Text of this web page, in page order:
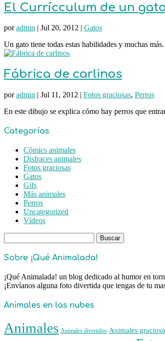
El Currícculum de un
poradmin | Jul 20, 2012 | Gatos
Un gato tiene todas estas habilidades y muchas
Fábrica de carlinos
poradmin | Jul 11, 2012 | Fotos graciosas, Perros
En este dibujo se explica cómo hay perros que
Categorías
Cómics animales
Disfraces animales
Fotos graciosas
Gatos
Gifs
Más animales
Perros
Uncategorized
Vídeos
Sobre ¡Qué Animalada!
¡Qué Animalada! un blog dedicado al humor en
¡Envíanos alguna foto divertida que tengas de tu
Animales en las nubes
Animales Animales divertidos Animales